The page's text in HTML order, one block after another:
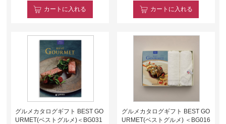
カート に入れる カート に入れる
グルメカタログギフト BEST GO
URMET(ベストグルメ)＜BG031
グルメカタログギフト BEST GO
URMET(ベストグルメ) ＜BG016